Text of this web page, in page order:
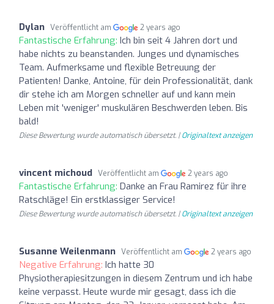
Dylan Veröffentlicht am 2 years ago
Fantastische Erfahrung: Ich bin seit 4 Jahren dort und
habe nichts zu beanstanden. Junges und dynamisches
Team. Aufmerksame und flexible Betreuung der
Patienten! Danke, Antoine, für dein Professionalität, dank
dir stehe ich am Morgen schneller auf und kann mein
Leben mit 'weniger' muskulären Beschwerden leben. Bis
bald!
Diese Bewertung wurde automatisch übersetzt. |Originaltext anzeigen
vincent michoud Veröffentlicht am 2 years ago
Fantastische Erfahrung: Danke an Frau Ramirez für ihre
Ratschläge! Ein erstklassiger Service!
Diese Bewertung wurde automatisch übersetzt. |Originaltext anzeigen
Susanne Weilenmann Veröffentlicht am 2 years ago
Negative Erfahrung: Ich hatte 30
Physiotherapiesitzungen in diesem Zentrum und ich habe
keine verpasst. Heute wurde mir gesagt, dass ich die